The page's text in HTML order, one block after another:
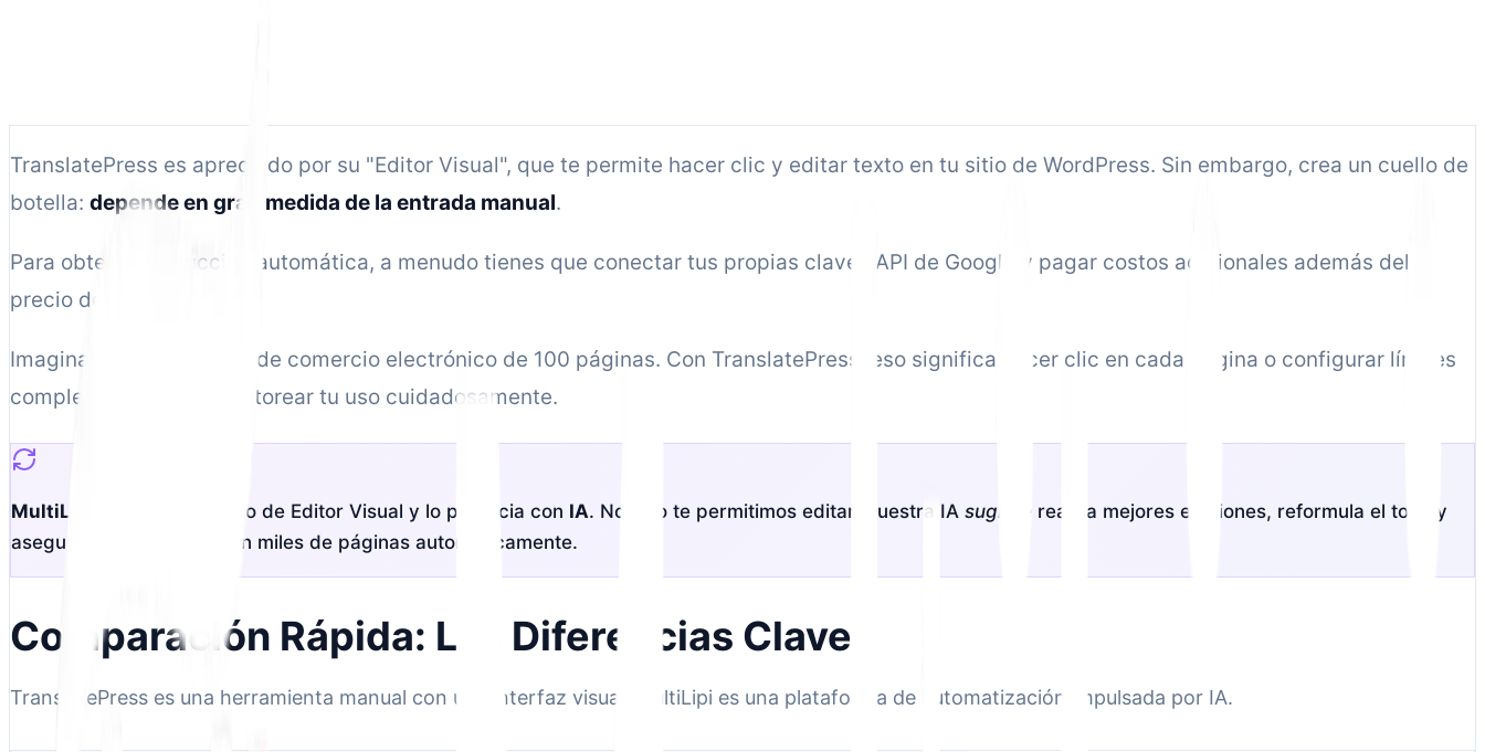
TranslatePress es apreciado por su "Editor Visual", que te permite hacer clic y editar texto en tu sitio de WordPress. Sin embargo, crea un cuello de
botella: depende en gran medida de la entrada manual.
Para obtener traducción automática, a menudo tienes que conectar tus propias claves API de Google y pagar costos adicionales además del
precio del plugin.
Imagina traducir un sitio de comercio electrónico de 100 páginas. Con TranslatePress, eso significa hacer clic en cada página o configurar límites
complejos de API y monitorear tu uso cuidadosamente.
MultiLipi toma el concepto de Editor Visual y lo potencia con IA. No solo te permitimos editar; nuestra IA sugiere
realiza mejores ediciones, reformula el tono y
asegura la consistencia en miles de páginas automáticamente.
Comparación Rápida: Las Diferencias Clave
TranslatePress es una herramienta manual con una interfaz visual. MultiLipi es una plataforma de automatización impulsada por IA.